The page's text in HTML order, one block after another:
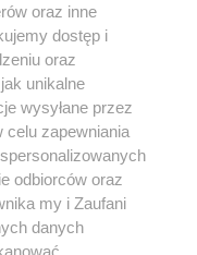
być powielany i
w jakikolwiek sposób (w
polu
w Internecie
użycie lub
naruszeniem prawa, tzn.
kary i może być ścigane
oraz inne
dostęp i
oraz
unikalne
wysyłane przez
celu zapewniania
odbiorców oraz
my i Zaufani
danych